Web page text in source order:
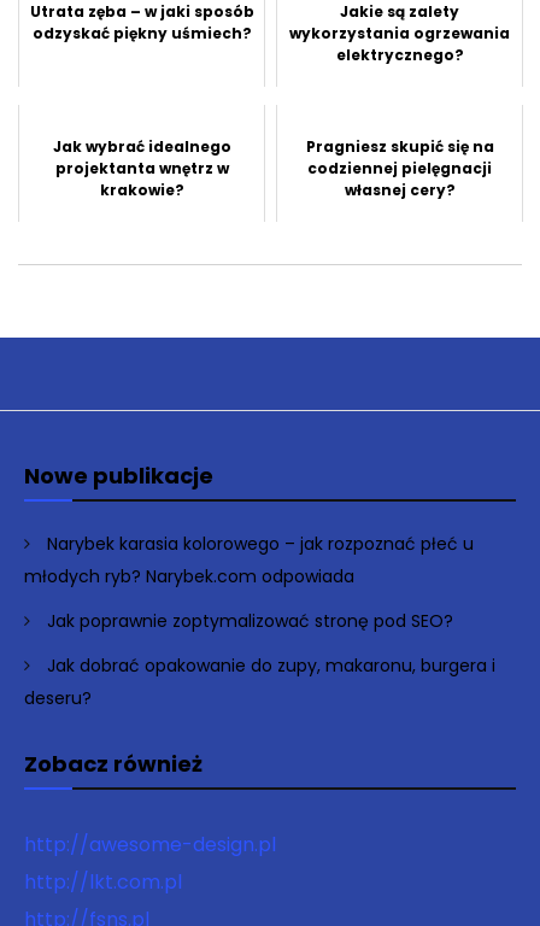
Utrata zęba – w jaki sposób
odzyskać piękny uśmiech?
Jakie są zalety
wykorzystania ogrzewania
elektrycznego?
Jak wybrać idealnego
projektanta wnętrz w
krakowie?
Pragniesz skupić się na
codziennej pielęgnacji
własnej cery?
Nowe publikacje
Narybek karasia kolorowego – jak rozpoznać płeć u
młodych ryb? Narybek.com odpowiada
Jak poprawnie zoptymalizować stronę pod SEO?
Jak dobrać opakowanie do zupy, makaronu, burgera i
deseru?
Zobacz również
http://awesome-design.pl
http://lkt.com.pl
http://fsns.pl